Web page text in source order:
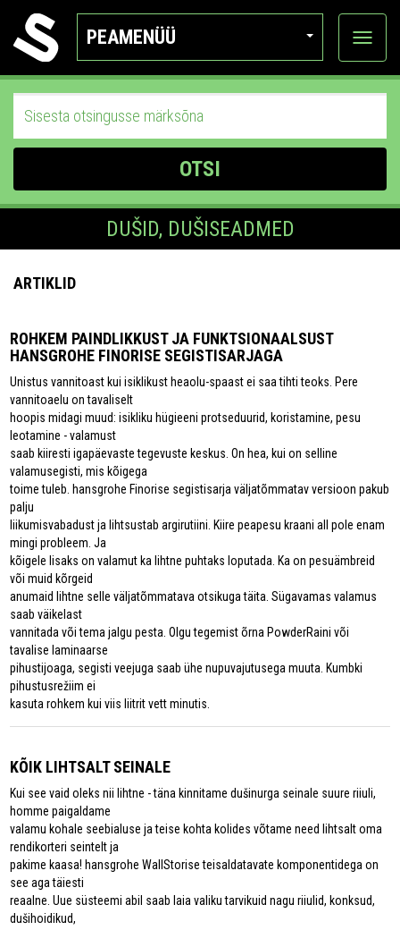
PEAMENÜÜ
Ava
OTSI
DUŠID, DUŠISEADMED
ARTIKLID
ROHKEM PAINDLIKKUST JA FUNKTSIONAALSUST
HANSGROHE FINORISE SEGISTISARJAGA
Unistus vannitoast kui isiklikust heaolu-spaast ei saa tihti teoks. Pere
vannitoaelu on tavaliselt
hoopis midagi muud: isikliku hügieeni protseduurid, koristamine, pesu
leotamine - valamust
saab kiiresti igapäevaste tegevuste keskus. On hea, kui on selline
valamusegisti, mis kõigega
toime tuleb. hansgrohe Finorise segistisarja väljatõmmatav versioon pakub
palju
liikumisvabadust ja lihtsustab argirutiini. Kiire peapesu kraani all pole enam
mingi probleem. Ja
kõigele lisaks on valamut ka lihtne puhtaks loputada. Ka on pesuämbreid
või muid kõrgeid
anumaid lihtne selle väljatõmmatava otsikuga täita. Sügavamas valamus
saab väikelast
vannitada või tema jalgu pesta. Olgu tegemist õrna PowderRaini või
tavalise laminaarse
pihustijoaga, segisti veejuga saab ühe nupuvajutusega muuta. Kumbki
pihustusrežiim ei
kasuta rohkem kui viis liitrit vett minutis.
KÕIK LIHTSALT SEINALE
Kui see vaid oleks nii lihtne - täna kinnitame dušinurga seinale suure riiuli,
homme paigaldame
valamu kohale seebialuse ja teise kohta kolides võtame need lihtsalt oma
rendikorteri seintelt ja
pakime kaasa! hansgrohe WallStorise teisaldatavate komponentidega on
see aga täiesti
reaalne. Uue süsteemi abil saab laia valiku tarvikuid nagu riiulid, konksud,
dušihoidikud,